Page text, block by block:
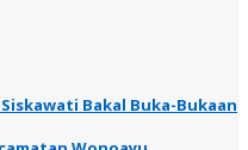
Bakal Buka-Bukaan